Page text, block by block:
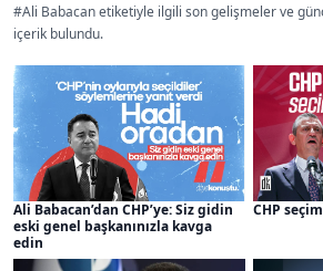
#Ali Babacan etiketiyle ilgili son gelişmeler ve
içerik bulundu.
Ali Babacan’dan CHP’ye: Siz gidin
eski genel başkanınızla kavga
edin
CHP